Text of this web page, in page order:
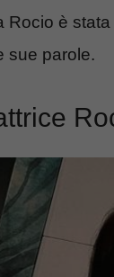
Rocio è
sue parole.